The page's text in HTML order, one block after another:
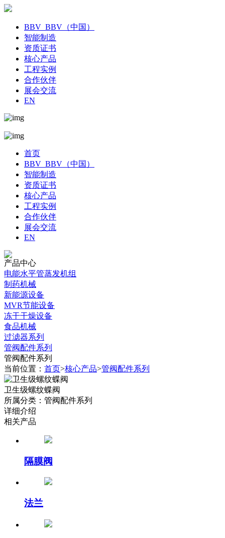
BBV_BBV（中国）
智能制造
资质证书
核心产品
工程实例
合作伙伴
展会交流
EN
首页
BBV_BBV（中国）
智能制造
资质证书
核心产品
工程实例
合作伙伴
展会交流
EN
产品中心
电能水平管蒸发机组
制药机械
新能源设备
MVR节能设备
冻干干燥设备
食品机械
过滤器系列
管阀配件系列
管阀配件系列
当前位置： 首页>核心产品>管阀配件系列
卫生级螺纹蝶阀
所属分类：管阀配件系列
详细介绍
相关产品
隔膜阀
法兰